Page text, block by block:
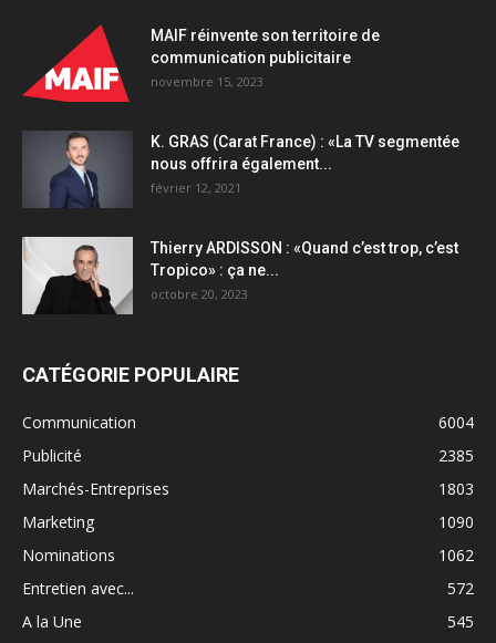
MAIF réinvente son territoire de
communication publicitaire
novembre 15, 2023
K. GRAS (Carat France) : «La TV segmentée
nous offrira également...
février 12, 2021
Thierry ARDISSON : «Quand c’est trop, c’est
Tropico» : ça ne...
octobre 20, 2023
CATÉGORIE POPULAIRE
Communication
6004
Publicité
2385
Marchés-Entreprises
1803
Marketing
1090
Nominations
1062
Entretien avec...
572
A la Une
545